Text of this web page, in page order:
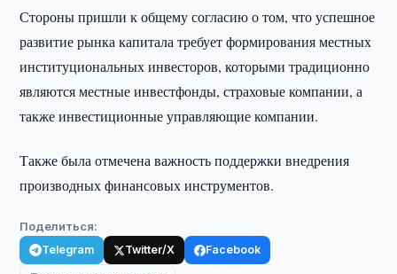
Стороны пришли к общему согласию о том, что успешное
развитие рынка капитала требует формирования местных
институциональных инвесторов, которыми традиционно
являются местные инвестфонды, страховые компании, а
также инвестиционные управляющие компании.
Также была отмечена важность поддержки внедрения
производных финансовых инструментов.
Поделиться:
Telegram Twitter/X Facebook